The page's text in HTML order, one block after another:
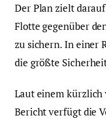
Der Plan zielt
Flotte gegenüber
zu sichern. In einer
die größte
Laut einem
Bericht verfügt die